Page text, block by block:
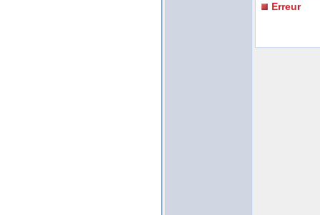
Erreur